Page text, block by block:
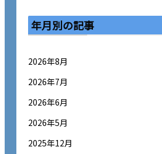
年月別の記事
2026年8月
2026年7月
2026年6月
2026年5月
2025年12月